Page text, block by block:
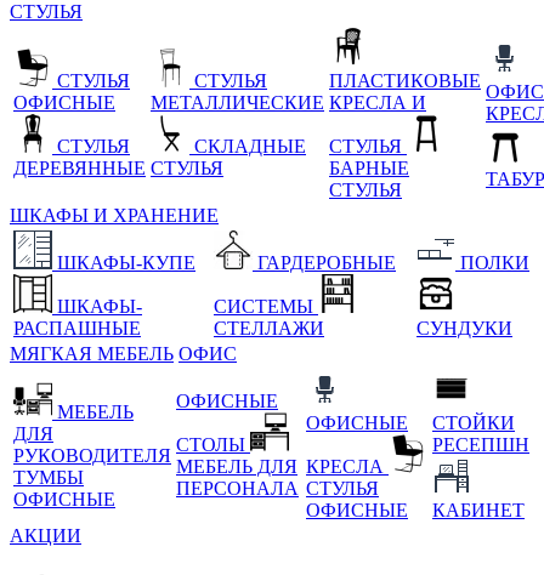
СТУЛЬЯ
СТУЛЬЯ
ОФИСНЫЕ
СТУЛЬЯ
ДЕРЕВЯННЫЕ
СТУЛЬЯ
МЕТАЛЛИЧЕСКИЕ
СКЛАДНЫЕ
СТУЛЬЯ
ПЛАСТИКОВЫЕ
КРЕСЛА И
СТУЛЬЯ
БАРНЫЕ
СТУЛЬЯ
ШКАФЫ И ХРАНЕНИЕ
ШКАФЫ-КУПЕ
ШКАФЫ-
РАСПАШНЫЕ
ГАРДЕРОБНЫЕ
СИСТЕМЫ
СТЕЛЛАЖИ
ПОЛКИ
СУНДУКИ
МЯГКАЯ МЕБЕЛЬ ОФИС
МЕБЕЛЬ
ДЛЯ
РУКОВОДИТЕЛЯ
ТУМБЫ
ОФИСНЫЕ
ОФИСНЫЕ
СТОЛЫ
МЕБЕЛЬ ДЛЯ
ПЕРСОНАЛА
ОФИСНЫЕ
КРЕСЛА
СТУЛЬЯ
ОФИСНЫЕ
СТОЙКИ
РЕСЕПШН
КАБИНЕТ
АКЦИИ